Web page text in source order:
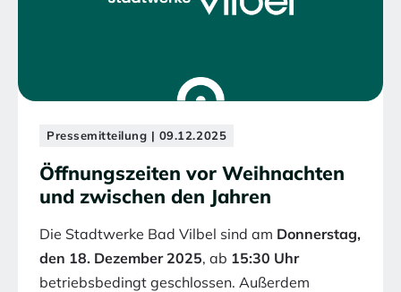
Pressemitteilung | 09.12.2025
Öffnungszeiten vor Weihnachten
und zwischen den Jahren
Die Stadtwerke Bad Vilbel sind am Donnerstag,
den 18. Dezember 2025, ab 15:30 Uhr
betriebsbedingt geschlossen. Außerdem